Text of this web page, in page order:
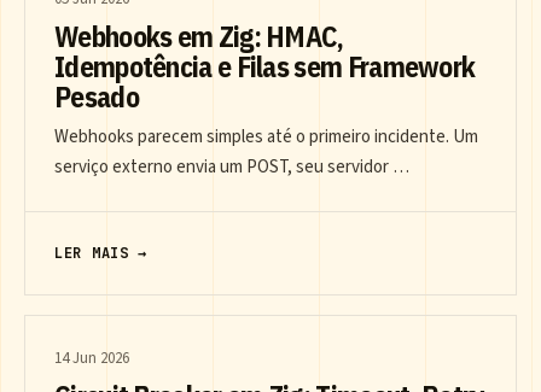
Webhooks em Zig: HMAC,
Idempotência e Filas sem Framework
Pesado
Webhooks parecem simples até o primeiro incidente. Um
serviço externo envia um POST, seu servidor …
LER MAIS →
14 Jun 2026